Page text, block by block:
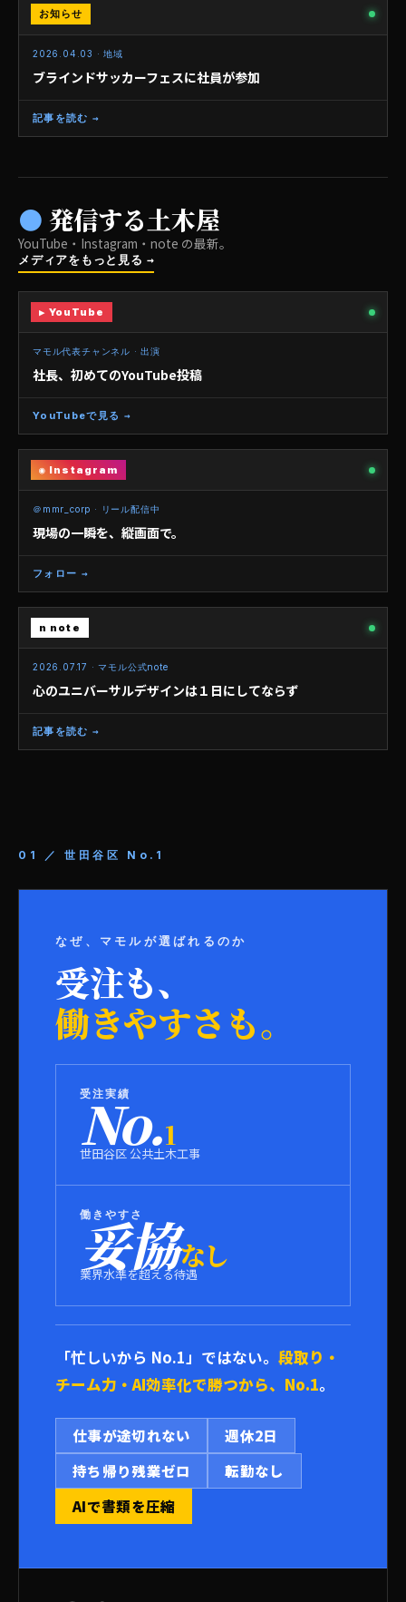
お知らせ
2026.04.03 · 地域
ブラインドサッカーフェスに社員が参加
記事を読む →
● 発信する土木屋
YouTube・Instagram・note の最新。
メディアをもっと見る →
▶ YouTube
▶
FEATURED
マモル代表チャンネル · 出演
社長、初めてのYouTube投稿
YouTubeで見る →
◉ Instagram
REEL
＠mmr_corp · リール配信中
現場の一瞬を、縦画面で。
フォロー →
n note
2026.07.17 · マモル公式note
心のユニバーサルデザインは１日にしてならず
記事を読む →
01 ／ 世田谷区 No.1
なぜ、マモルが選ばれるのか
受注も、
働きやすさも。
受注実績
No.1
世田谷区 公共土木工事
働きやすさ
妥協なし
業界水準を超える待遇
「忙しいから No.1」ではない。 段取り・
チーム力・AI効率化で勝つから、No.1。
仕事が途切れない
週休2日
持ち帰り残業ゼロ
転勤なし
AIで書類を圧縮